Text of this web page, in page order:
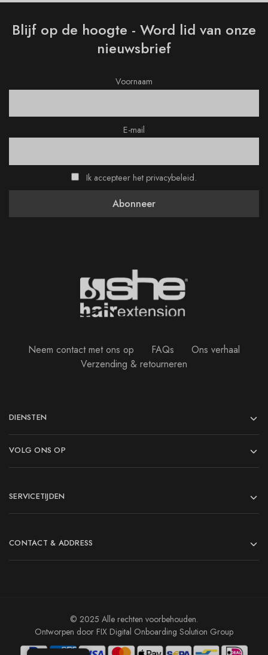
Blijf op de hoogte - Word lid van onze
nieuwsbrief
Voornaam
E-mail
Ik accepteer het privacybeleid.
Neem contact met ons op FAQs
Ons verhaal
Verzending & retourneren
DIENSTEN
VOLG ONS OP
SERVICETIJDEN
CONTACT & ADDRESS
© 2025 Alle rechten voorbehouden.
Ontworpen door FIX Digital Onboarding Solution Group